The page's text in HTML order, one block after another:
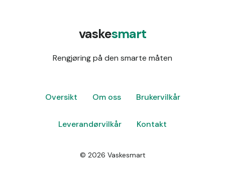
vaskesmart
Rengjøring på den smarte måten
Oversikt Om oss Brukervilkår
Leverandørvilkår Kontakt
© 2026 Vaskesmart